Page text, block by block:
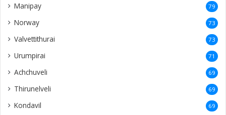
Manipay 79
Norway 73
Valvettithurai 73
Urumpirai 71
Achchuveli 69
Thirunelveli 69
Kondavil 69